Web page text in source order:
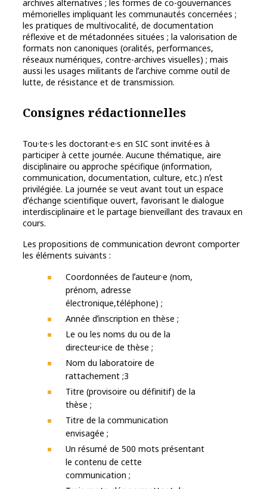
archives alternatives ; les formes de co-gouvernances
mémorielles impliquant les communautés concernées ;
les pratiques de multivocalité, de documentation
réflexive et de métadonnées situées ; la valorisation de
formats non canoniques (oralités, performances,
réseaux numériques, contre-archives visuelles) ; mais
aussi les usages militants de lʼarchive comme outil de
lutte, de résistance et de transmission.
Consignes rédactionnelles
Tou·te·s les doctorant·e·s en SIC sont invité·es à
participer à cette journée. Aucune thématique, aire
disciplinaire ou approche spécifique (information,
communication, documentation, culture, etc.) nʼest
privilégiée. La journée se veut avant tout un espace
dʼéchange scientifique ouvert, favorisant le dialogue
interdisciplinaire et le partage bienveillant des travaux en
cours.
Les propositions de communication devront comporter
les éléments suivants :
Coordonnées de lʼauteur·e (nom,
prénom, adresse
électronique,téléphone) ;
Année dʼinscription en thèse ;
Le ou les noms du ou de la
directeur·ice de thèse ;
Nom du laboratoire de
rattachement ;3
Titre (provisoire ou définitif) de la
thèse ;
Titre de la communication
envisagée ;
Un résumé de 500 mots présentant
le contenu de cette
communication ;